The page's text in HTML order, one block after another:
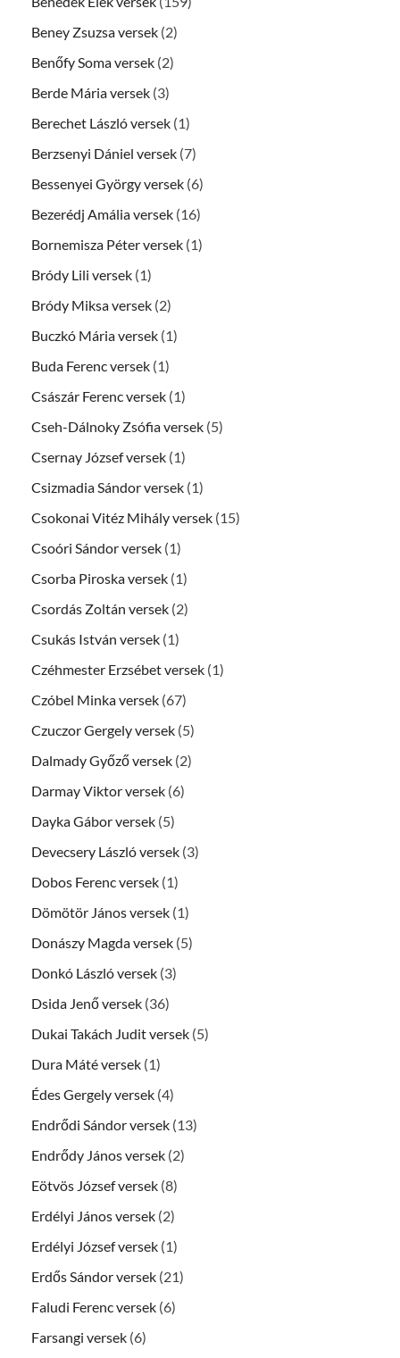
Beney Zsuzsa versek (2)
Benőfy Soma versek (2)
Berde Mária versek (3)
Berechet László versek (1)
Berzsenyi Dániel versek (7)
Bessenyei György versek (6)
Bezerédj Amália versek (16)
Bornemisza Péter versek (1)
Bródy Lili versek (1)
Bródy Miksa versek (2)
Buczkó Mária versek (1)
Buda Ferenc versek (1)
Császár Ferenc versek (1)
Cseh-Dálnoky Zsófia versek (5)
Csernay József versek (1)
Csizmadia Sándor versek (1)
Csokonai Vitéz Mihály versek (15)
Csoóri Sándor versek (1)
Csorba Piroska versek (1)
Csordás Zoltán versek (2)
Csukás István versek (1)
Czéhmester Erzsébet versek (1)
Czóbel Minka versek (67)
Czuczor Gergely versek (5)
Dalmady Győző versek (2)
Darmay Viktor versek (6)
Dayka Gábor versek (5)
Devecsery László versek (3)
Dobos Ferenc versek (1)
Dömötör János versek (1)
Donászy Magda versek (5)
Donkó László versek (3)
Dsida Jenő versek (36)
Dukai Takách Judit versek (5)
Dura Máté versek (1)
Édes Gergely versek (4)
Endrődi Sándor versek (13)
Endrődy János versek (2)
Eötvös József versek (8)
Erdélyi János versek (2)
Erdélyi József versek (1)
Erdős Sándor versek (21)
Faludi Ferenc versek (6)
Farsangi versek (6)